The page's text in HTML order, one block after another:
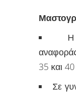
Η
35 και 40
Σε